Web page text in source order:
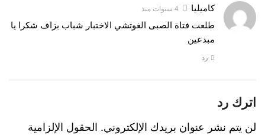
كاميليا 4 سنوات منذ
طلعت فتاة الصبى الغوتشي الاختبار شباب بزاف شكرا يا
مبدعين
رد
اترك رد
لن يتم نشر عنوان بريدك الإلكتروني. الحقول الإلزامية